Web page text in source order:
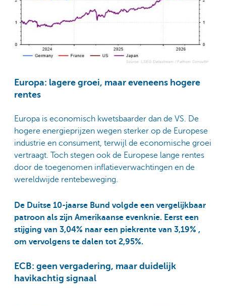
Europa: lagere groei, maar eveneens hogere
rentes
Europa is economisch kwetsbaarder dan de VS. De
hogere energieprijzen wegen sterker op de Europese
industrie en consument, terwijl de economische groei
vertraagt. Toch stegen ook de Europese lange rentes
door de toegenomen inflatieverwachtingen en de
wereldwijde rentebeweging.
De Duitse 10-jaarse Bund volgde een vergelijkbaar
patroon als zijn Amerikaanse evenknie. Eerst een
stijging van 3,04% naar een piekrente van 3,19% ,
om vervolgens te dalen tot 2,95%.
ECB: geen vergadering, maar duidelijk
havikachtig signaal